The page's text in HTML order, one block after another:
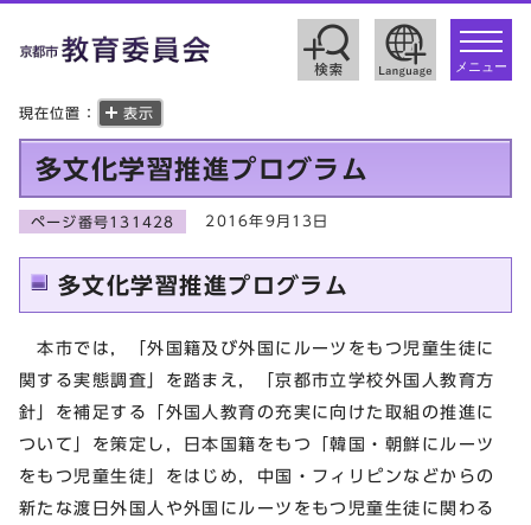
toggle
メニュー
現在位置： 表示
多文化学習推進プログラム
ページ番号131428 2016年9月13日
多文化学習推進プログラム
本市では，「外国籍及び外国にルーツをもつ児童生徒に
関する実態調査」を踏まえ，「京都市立学校外国人教育方
針」を補足する「外国人教育の充実に向けた取組の推進に
ついて」を策定し，日本国籍をもつ「韓国・朝鮮にルーツ
をもつ児童生徒」をはじめ，中国・フィリピンなどからの
新たな渡日外国人や外国にルーツをもつ児童生徒に関わる